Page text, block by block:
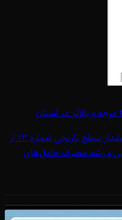
اداره‌کل هواشناسی خوزستان با صدور هشدار سطح نارنجی شماره 13 از
و رشد مصرف حامل‌های